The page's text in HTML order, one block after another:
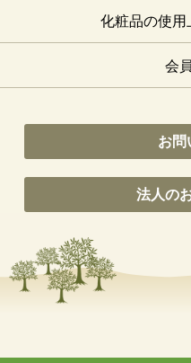
化粧品の使用
会
お問
法人の